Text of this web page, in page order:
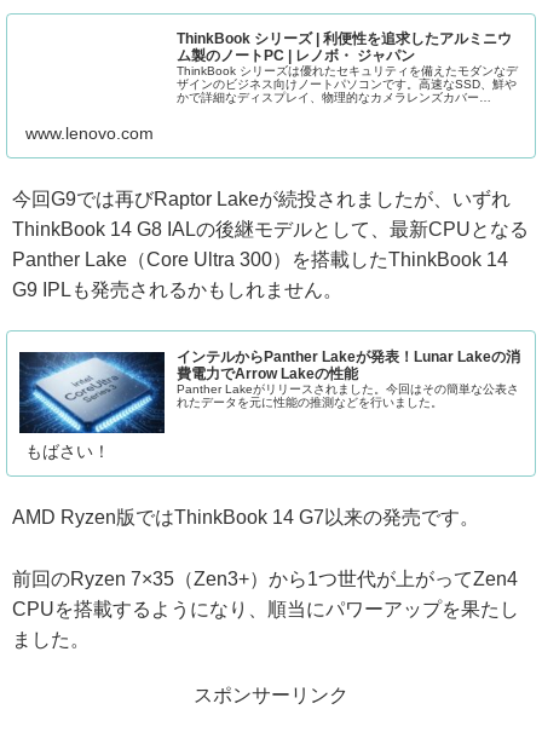
ThinkBook シリーズ | 利便性を追求したアルミニウ
ム製のノートPC | レノボ・ ジャパン
ThinkBook シリーズは優れたセキュリティを備えたモダンなデ
ザインのビジネス向けノートパソコンです。高速なSSD、鮮や
かで詳細なディスプレイ、物理的なカメラレンズカバー
www.lenovo.com
今回G9では再びRaptor Lakeが続投されましたが、いずれ
ThinkBook 14 G8 IALの後継モデルとして、最新CPUとなる
Panther Lake（Core Ultra 300）を搭載したThinkBook 14
G9 IPLも発売されるかもしれません。
インテルからPanther Lakeが発表！Lunar Lakeの消
費電力でArrow Lakeの性能
Panther Lakeがリリースされました。今回はその簡単な公表さ
れたデータを元に性能の推測などを行いました。
もばさい！
AMD Ryzen版ではThinkBook 14 G7以来の発売です。
前回のRyzen 7×35（Zen3+）から1つ世代が上がってZen4
CPUを搭載するようになり、順当にパワーアップを果たし
ました。
スポンサーリンク